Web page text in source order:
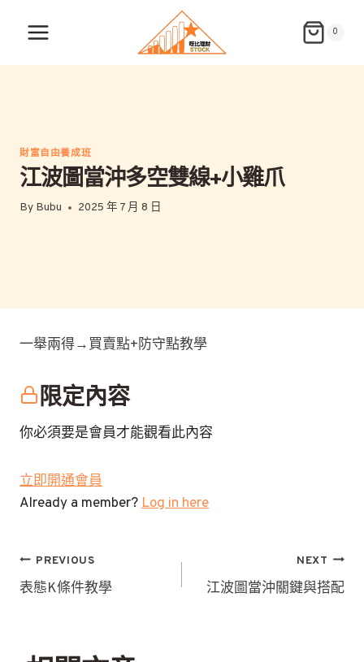
0
財富自由養成班
江波圖當沖多空雙線+小雞爪
By Bubu 2025 年 7 月 8 日
一舉兩得→買賣點+防守點教學
限定內容
你必須要是會員才能觀看此內容
立即開通會員
Already a member?Log in here
文
章
覽
PREVIOUS
表態K條件教學
NEXT
江波圖當沖關鍵與搭配